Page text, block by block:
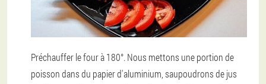
Préchauffer le four à 180°. Nous mettons une portion de
poisson dans du papier d'aluminium, saupoudrons de jus